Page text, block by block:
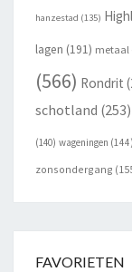
hanzestad (135)
lagen (191) metaal
(566) Rondrit
schotland (253)
(140) wageningen (144)
zonsondergang
FAVORIETEN